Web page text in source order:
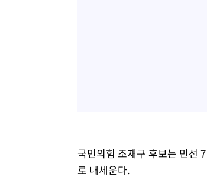
국민의힘 조재구 후보는 민선
로 내세운다.